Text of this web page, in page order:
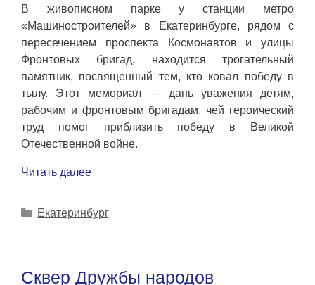
В живописном парке у станции метро
«Машиностроителей» в Екатеринбурге, рядом с
пересечением проспекта Космонавтов и улицы
Фронтовых бригад, находится трогательный
памятник, посвященный тем, кто ковал победу в
тылу. Этот мемориал — дань уважения детям,
рабочим и фронтовым бригадам, чей героический
труд помог приблизить победу в Великой
Отечественной войне.
Читать далее
Рубрики
Екатеринбург
Сквер Дружбы народов